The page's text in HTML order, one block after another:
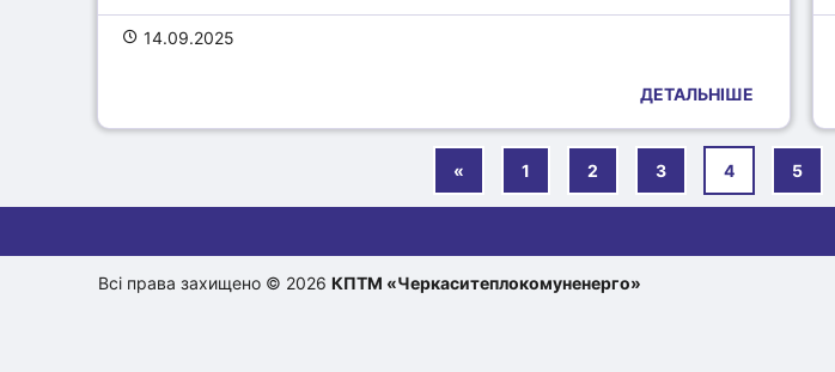
14.09.2025
ДЕТАЛЬНІШЕ
« 1 2 3 4 5
Всі права захищено © 2026 КПТМ «Черкаситеплокомуненерго»